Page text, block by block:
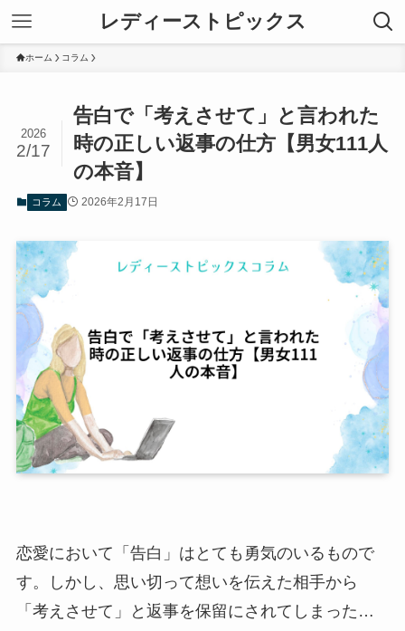
レディーストピックス
ホーム コラム
告白で「考えさせて」と言われた
時の正しい返事の仕方【男女111人
の本音】
2026
2/17
コラム 2026年2月17日
恋愛において「告白」はとても勇気のいるもので
す。しかし、思い切って想いを伝えた相手から
「考えさせて」と返事を保留にされてしまった…